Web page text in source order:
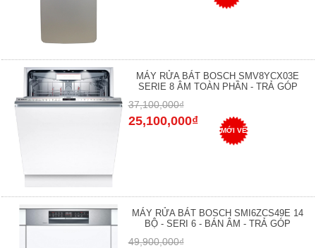
MÁY RỬA BÁT BOSCH SMV8YCX03E
SERIE 8 ÂM TOÀN PHẦN - TRẢ GÓP
37,100,000₫
25,100,000₫
MỚI VỀ
MÁY RỬA BÁT BOSCH SMI6ZCS49E 14
BỘ - SERI 6 - BÁN ÂM - TRẢ GÓP
49,900,000₫